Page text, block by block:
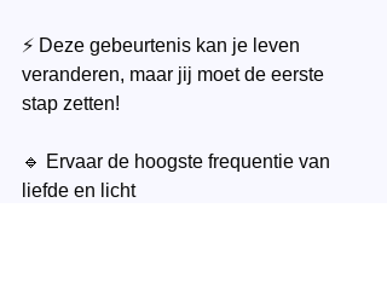
⚡ Deze gebeurtenis kan je leven
veranderen, maar jij moet de eerste
stap zetten!
🔹 Ervaar de hoogste frequentie van
liefde en licht